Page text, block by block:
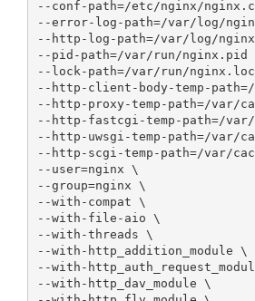
--conf-path=/etc/nginx/
--error-log-path=/var/log/
--http-log-path=/var/log/
--pid-path=/var/run/nginx.pid
--lock-path=/var/run/
--http-client-body-temp-
--http-proxy-temp-path=/var/
--http-fastcgi-temp-path=/
--http-uwsgi-temp-path=/var/
--http-scgi-temp-path=/var/
--user=nginx \
--group=nginx \
--with-compat \
--with-file-aio \
--with-threads \
--with-http_addition_module \
--with-
--with-http_dav_module \